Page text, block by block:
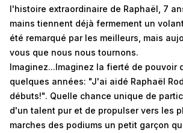
l'histoire extraordinaire de Raphaël, 7
mains tiennent déjà fermement un
été remarqué par les meilleurs, mais
vous que nous nous tournons.
Imaginez...Imaginez la fierté de pouvoir
quelques années: "J'ai aidé Raphaël
débuts!". Quelle chance unique de
d'un talent pur et de propulser vers les
marches des podiums un petit garçon